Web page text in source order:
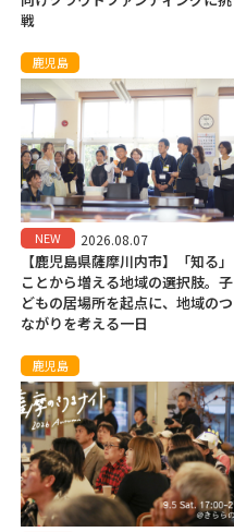
戦
鹿児島
NEW 2026.08.07
【鹿児島県薩摩川内市】「知る」
ことから増える地域の選択肢。子
どもの居場所を起点に、地域のつ
ながりを考える一日
鹿児島